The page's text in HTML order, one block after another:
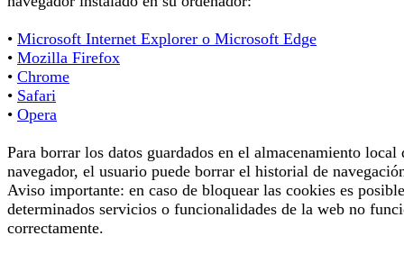
• Microsoft Internet Explorer o Microsoft Edge
• Mozilla Firefox
• Chrome
• Safari
• Opera
Para borrar los datos guardados en el almacenamiento local
navegador, el usuario puede borrar el historial de
Aviso importante: en caso de bloquear las cookies es
determinados servicios o funcionalidades de la web no
correctamente.